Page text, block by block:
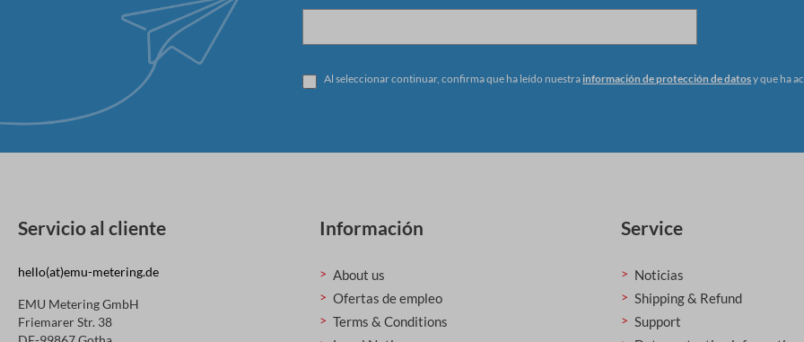
Al seleccionar continuar, confirma que ha leído nuestra información de protección de datosy que ha
Servicio al cliente
hello(at)emu-metering.de
EMU Metering GmbH
Friemarer Str. 38
Información
About us
Ofertas de empleo
Terms & Conditions
Service
Noticias
Shipping & Refund
Support